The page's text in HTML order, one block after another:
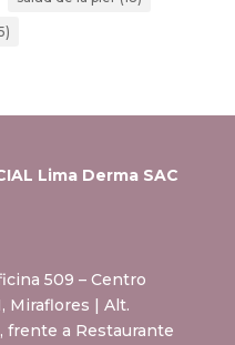
Lima Derma SAC
509 – Centro
Miraflores | Alt.
frente a Restaurante